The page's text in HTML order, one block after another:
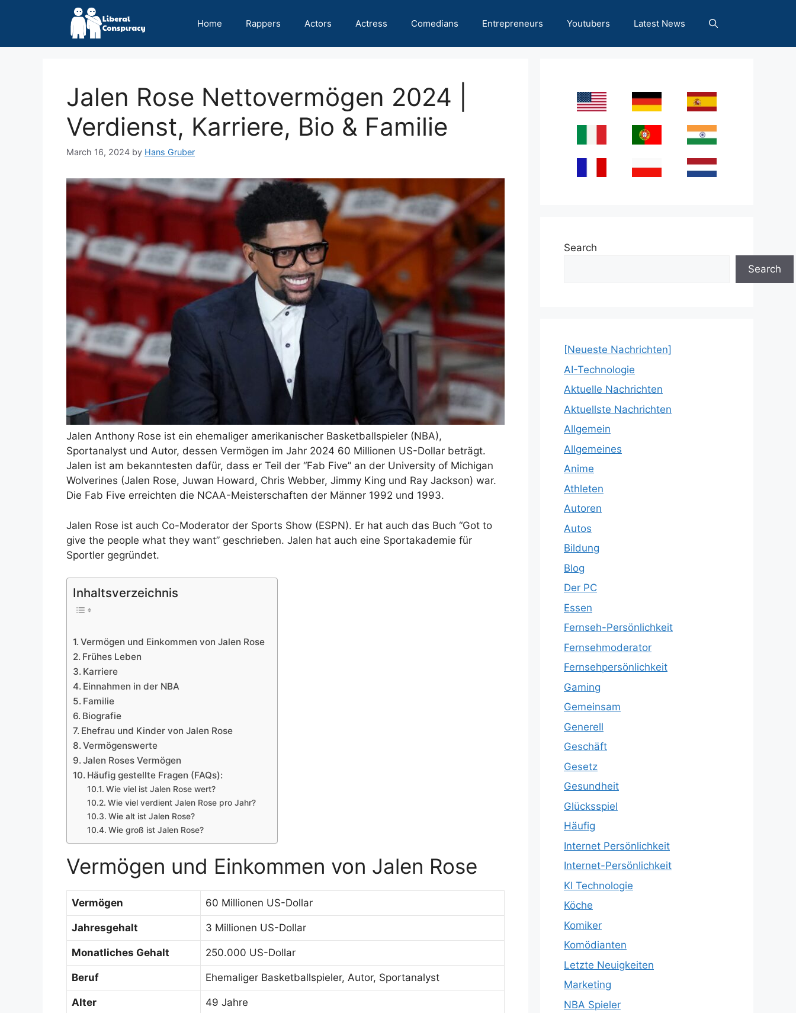
Home Rappers Actors Actress Comedians Entrepreneurs Youtubers Latest News
Jalen Rose Nettovermögen 2024 |
Verdienst, Karriere, Bio & Familie
March 16, 2024 by Hans Gruber
Jalen Anthony Rose ist ein ehemaliger amerikanischer Basketballspieler (NBA),
Sportanalyst und Autor, dessen Vermögen im Jahr 2024 60 Millionen US-Dollar beträgt.
Jalen ist am bekanntesten dafür, dass er Teil der “Fab Five” an der University of Michigan
Wolverines (Jalen Rose, Juwan Howard, Chris Webber, Jimmy King und Ray Jackson) war.
Die Fab Five erreichten die NCAA-Meisterschaften der Männer 1992 und 1993.
Jalen Rose ist auch Co-Moderator der Sports Show (ESPN). Er hat auch das Buch “Got to
give the people what they want” geschrieben. Jalen hat auch eine Sportakademie für
Sportler gegründet.
Inhaltsverzeichnis
Vermögen und Einkommen von Jalen Rose
Frühes Leben
Karriere
Einnahmen in der NBA
Familie
Biografie
Ehefrau und Kinder von Jalen Rose
Vermögenswerte
Jalen Roses Vermögen
Häufig gestellte Fragen (FAQs):
Wie viel ist Jalen Rose wert?
Wie viel verdient Jalen Rose pro Jahr?
Wie alt ist Jalen Rose?
Wie groß ist Jalen Rose?
Vermögen und Einkommen von Jalen Rose
Vermögen 60 Millionen US-Dollar
Jahresgehalt 3 Millionen US-Dollar
Monatliches Gehalt 250.000 US-Dollar
Beruf Ehemaliger Basketballspieler, Autor, Sportanalyst
Alter 49 Jahre
Search
Search
[Neueste Nachrichten]
AI-Technologie
Aktuelle Nachrichten
Aktuellste Nachrichten
Allgemein
Allgemeines
Anime
Athleten
Autoren
Autos
Bildung
Blog
Der PC
Essen
Fernseh-Persönlichkeit
Fernsehmoderator
Fernsehpersönlichkeit
Gaming
Gemeinsam
Generell
Geschäft
Gesetz
Gesundheit
Glücksspiel
Häufig
Internet Persönlichkeit
Internet-Persönlichkeit
KI Technologie
Köche
Komiker
Komödianten
Letzte Neuigkeiten
Marketing
NBA Spieler